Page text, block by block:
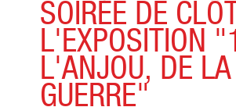
SOIRÉE DE
L'EXPOSITION
L'ANJOU, DE
GUERRE"